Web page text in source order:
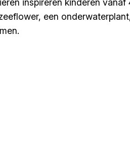
inspireren kinderen vanaf
een